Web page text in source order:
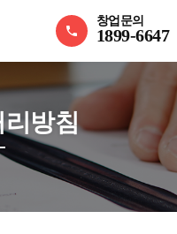
창업문의
1899-6647
리방침